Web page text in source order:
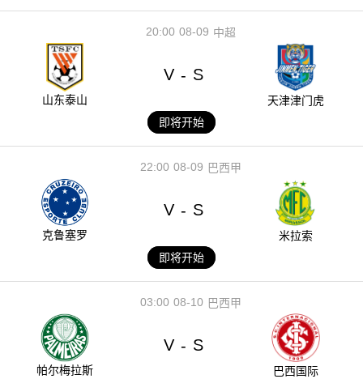
08-09
20:00 中超
山东泰山
V - S
天津津门虎
即将开始
08-09
22:00 巴西甲
克鲁塞罗
V - S
米拉索
即将开始
08-10
03:00 巴西甲
帕尔梅拉斯
V - S
巴西国际